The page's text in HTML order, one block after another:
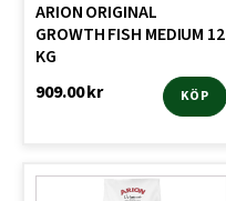
ARION ORIGINAL
GROWTH FISH MEDIUM 12
KG
909.00kr KÖP